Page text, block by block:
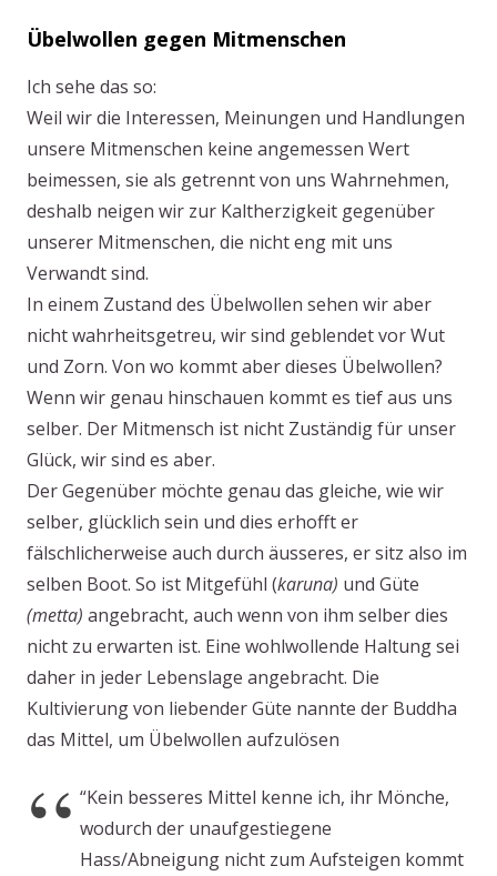
Übelwollen gegen Mitmenschen
Ich sehe das so:
Weil wir die Interessen, Meinungen und Handlungen
unsere Mitmenschen keine angemessen Wert
beimessen, sie als getrennt von uns Wahrnehmen,
deshalb neigen wir zur Kaltherzigkeit gegenüber
unserer Mitmenschen, die nicht eng mit uns
Verwandt sind.
In einem Zustand des Übelwollen sehen wir aber
nicht wahrheitsgetreu, wir sind geblendet vor Wut
und Zorn. Von wo kommt aber dieses Übelwollen?
Wenn wir genau hinschauen kommt es tief aus uns
selber. Der Mitmensch ist nicht Zuständig für unser
Glück, wir sind es aber.
Der Gegenüber möchte genau das gleiche, wie wir
selber, glücklich sein und dies erhofft er
fälschlicherweise auch durch äusseres, er sitz also im
selben Boot. So ist Mitgefühl (karuna) und Güte
(metta) angebracht, auch wenn von ihm selber dies
nicht zu erwarten ist. Eine wohlwollende Haltung sei
daher in jeder Lebenslage angebracht. Die
Kultivierung von liebender Güte nannte der Buddha
das Mittel, um Übelwollen aufzulösen
“Kein besseres Mittel kenne ich, ihr Mönche,
wodurch der unaufgestiegene
Hass/Abneigung nicht zum Aufsteigen kommt